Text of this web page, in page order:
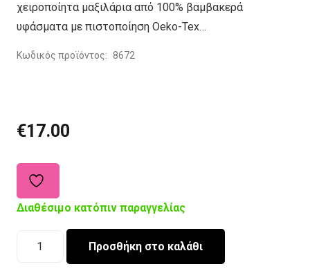
χειροποίητα μαξιλάρια από 100% βαμβακερά
υφάσματα με πιστοποίηση Oeko-Tex…
Κωδικός προϊόντος: 8672
€17.00
Διαθέσιμο κατόπιν παραγγελίας
Διακοσμητικό
Προσθήκη στο καλάθι